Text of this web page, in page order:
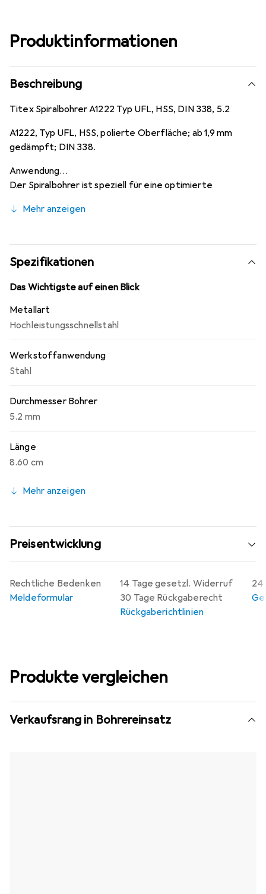
Produktinformationen
Beschreibung
Titex Spiralbohrer A1222 Typ UFL, HSS, DIN 338, 5.2
A1222, Typ UFL, HSS, polierte Oberfläche; ab 1,9 mm
gedämpft; DIN 338.
Anwendung
Der Spiralbohrer ist speziell für eine optimierte
ermöglicht grössere Bohrtiefen ohne Entlüftung.
langspanenden Materialien bis etwa 1000 N/mm².
Mehr anzeigen
Spezifikationen
Das Wichtigste auf einen Blick
Metallart
Hochleistungsschnellstahl
Werkstoffanwendung
Stahl
Durchmesser Bohrer
5.2 mm
Länge
8.60 cm
Mehr anzeigen
Preisentwicklung
14 Tage gesetzl. Widerruf
30 Tage Rückgaberecht
Rückgaberichtlinien
24
Rechtliche Bedenken
Meldeformular
Produkte vergleichen
Verkaufsrang in Bohrereinsatz